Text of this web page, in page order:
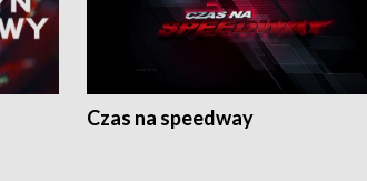
Czas na speedway